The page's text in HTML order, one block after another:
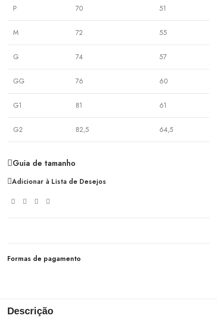
P 70 51
M 72 55
G 74 57
GG 76 60
G1 81 61
G2 82,5 64,5
Guia de tamanho
Adicionar à Lista de Desejos
Formas de pagamento
Descrição